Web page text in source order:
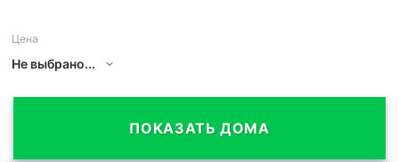
Цена
Не выбрано...
ПОКАЗАТЬ ДОМА